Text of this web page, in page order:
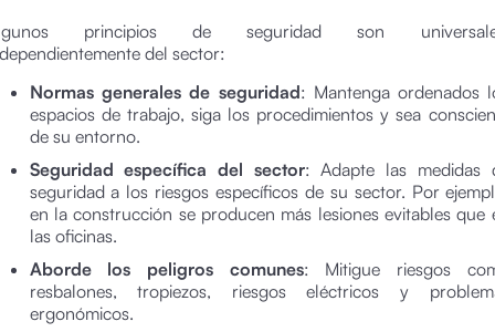
principios de seguridad son
del sector:
Normas generales de seguridad: Mantenga ordenados
espacios de trabajo, siga los procedimientos y sea
de su entorno.
Seguridad específica del sector: Adapte las medidas
seguridad a los riesgos específicos de su sector. Por
en la construcción se producen más lesiones evitables que
las oficinas.
Aborde los peligros comunes: Mitigue riesgos
resbalones, tropiezos, riesgos eléctricos y
ergonómicos.